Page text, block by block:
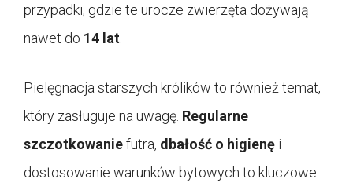
przypadki, gdzie te urocze zwierzęta dożywają
nawet do 14 lat
Pielęgnacja starszych królików to również temat,
który zasługuje na uwagę. Regularne
szczotkowaniefutra, dbałość o higienę i
dostosowanie warunków bytowych to kluczowe